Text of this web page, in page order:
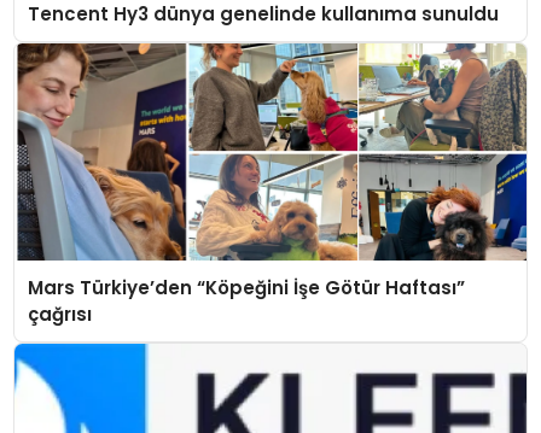
Tencent Hy3 dünya genelinde kullanıma sunuldu
Mars Türkiye’den “Köpeğini İşe Götür Haftası”
çağrısı